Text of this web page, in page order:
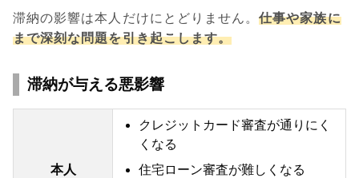
滞納の影響は本人だけにとどりません。仕事や家族に
まで深刻な問題を引き起こします。
滞納が与える悪影響
本人
クレジットカード審査が通りにく
くなる
住宅ローン審査が難しくなる